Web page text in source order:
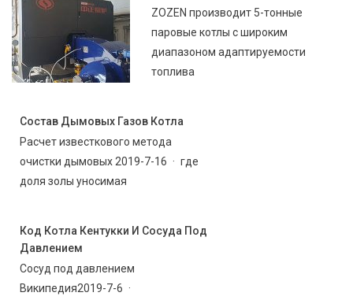
ZOZEN производит 5-тонные
паровые котлы с широким
диапазоном адаптируемости
топлива
Состав Дымовых Газов Котла
Расчет известкового метода
очистки дымовых 2019-7-16 · где
доля золы уносимая
Код Котла Кентукки И Сосуда Под
Давлением
Сосуд под давлением
Википедия2019-7-6 ·